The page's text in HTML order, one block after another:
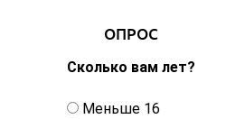
ОПРОС
Сколько вам лет?
В Меньше 16